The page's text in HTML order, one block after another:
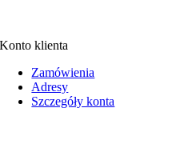
Konto klienta
Zamówienia
Adresy
Szczegóły konta